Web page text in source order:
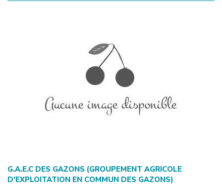
G.A.E.C DES GAZONS (GROUPEMENT AGRICOLE
D'EXPLOITATION EN COMMUN DES GAZONS)